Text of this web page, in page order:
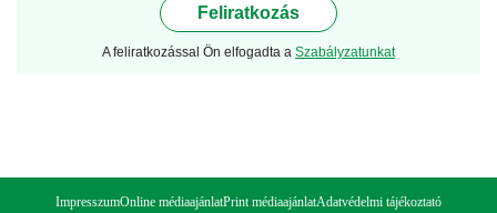
Feliratkozás
A feliratkozással Ön elfogadta a Szabályzatunkat
ImpresszumOnline médiaajánlatPrint médiaajánlatAdatvédelmi tájékoztató